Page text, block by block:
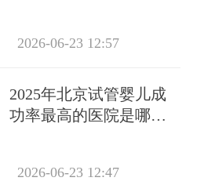
2026-06-23 12:57
2025年北京试管婴儿成
功率最高的医院是哪
2026-06-23 12:47